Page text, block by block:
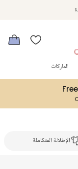
الماركات
الإطلالة المتكاملة